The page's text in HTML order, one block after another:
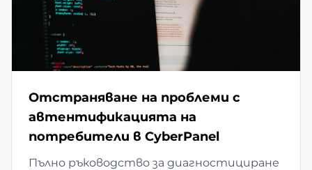
Отстраняване на проблеми с
автентификацията на
потребители в CyberPanel
Пълно ръководство за диагностициране